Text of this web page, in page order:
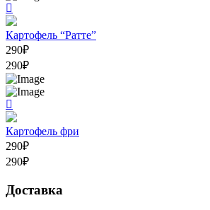
Картофель “Ратте”
290₽
290₽
Картофель фри
290₽
290₽
Доставка